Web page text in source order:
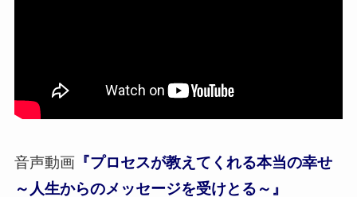
音声動画『プロセスが教えてくれる本当の幸せ
～人生からのメッセージを受けとる～』